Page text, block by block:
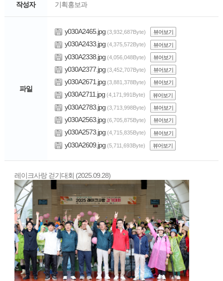
작성자 기획홍보과
파일
y030A2465.jpg (3,932,687Byte) 뷰어보기
y030A2433.jpg (4,375,572Byte) 뷰어보기
y030A2338.jpg (4,056,048Byte) 뷰어보기
y030A2377.jpg (3,452,707Byte) 뷰어보기
y030A2671.jpg (3,881,378Byte) 뷰어보기
y030A2711.jpg (4,171,991Byte) 뷰어보기
y030A2783.jpg (3,713,998Byte) 뷰어보기
y030A2563.jpg (6,705,875Byte) 뷰어보기
y030A2573.jpg (4,715,835Byte) 뷰어보기
y030A2609.jpg (5,711,693Byte) 뷰어보기
레이크사랑 걷기대회 (2025.09.28)